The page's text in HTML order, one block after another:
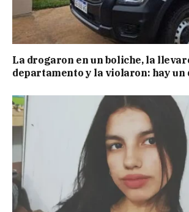
La drogaron en un boliche, la
departamento y la violaron: hay un